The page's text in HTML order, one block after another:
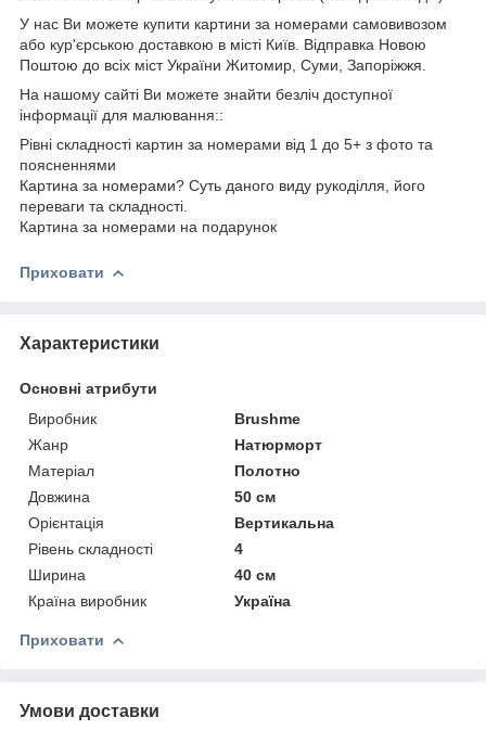
У нас Ви можете купити картини за номерами самовивозом
або кур'єрською доставкою в місті Київ. Відправка Новою
Поштою до всіх міст України Житомир, Суми, Запоріжжя.
На нашому сайті Ви можете знайти безліч доступної
інформації для малювання::
Рівні складності картин за номерами від 1 до 5+ з фото та
поясненнями
Картина за номерами? Суть даного виду рукоділля, його
переваги та складності.
Картина за номерами на подарунок
Приховати
Характеристики
Основні атрибути
Виробник
Brushme
Жанр
Натюрморт
Матеріал
Полотно
Довжина
50 см
Орієнтація
Вертикальна
Рівень складності
4
Ширина
40 см
Країна виробник
Україна
Приховати
Умови доставки